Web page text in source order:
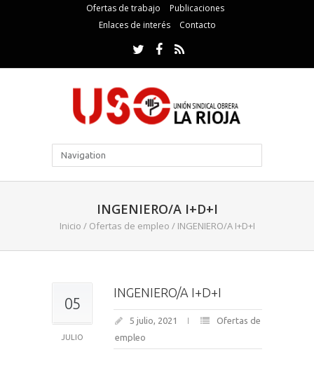
Ofertas de trabajo
Publicaciones
Enlaces de interés
Contacto
INGENIERO/A I+D+I
Inicio / Ofertas de empleo / INGENIERO/A I+D+I
05
JULIO
INGENIERO/A I+D+I
5 julio, 2021
Ofertas de
empleo